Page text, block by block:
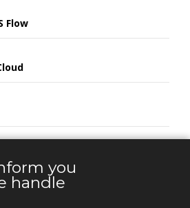
Flow
you
handle